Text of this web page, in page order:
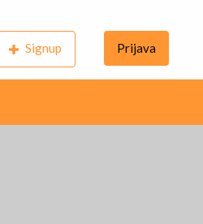
Signup Prijava